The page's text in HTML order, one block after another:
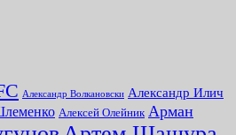
Александр Волкановски Александр Илич
Алексей Олейник Арман